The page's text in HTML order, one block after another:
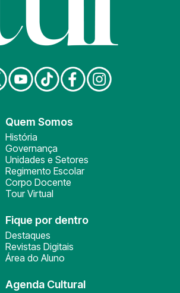
Quem Somos
História
Governança
Unidades e Setores
Regimento Escolar
Corpo Docente
Tour Virtual
Fique por dentro
Destaques
Revistas Digitais
Área do Aluno
Agenda Cultural